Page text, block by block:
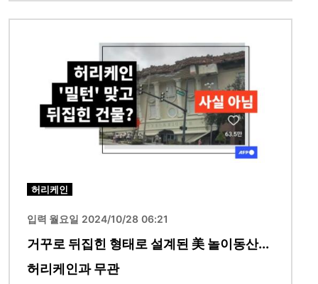
허리케인
입력 월요일 2024/10/28 06:21
거꾸로 뒤집힌 형태로 설계된 美 놀이동산...
허리케인과 무관